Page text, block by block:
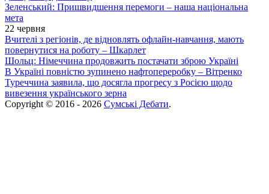
Зеленський: Пришвидшення перемоги – наша національна
мета
22 червня
Вчителі з регіонів, де відновлять офлайн-навчання, мають
повернутися на роботу – Шкарлет
Шольц: Німеччина продовжить постачати зброю Україні
В Україні повністю зупинено нафтопереробку – Вітренко
Туреччина заявила, що досягла прогресу з Росією щодо
вивезення українського зерна
Copyright © 2016 - 2026 Сумські Дебати.